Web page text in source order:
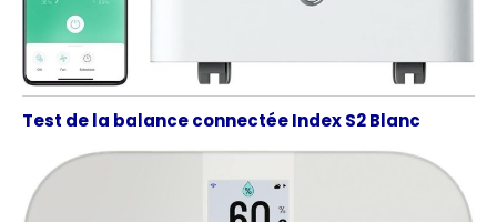
Test de la balance connectée Index S2 Blanc